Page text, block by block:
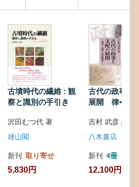
古墳時代の繊維 : 観
察と識別の手引き
沢田むつ代 著
雄山閣
新刊 取り寄せ
5,830円
古代の政事と
展開 律令・
吉村 武彦 編集
八木書店
新刊 4冊
12,100円